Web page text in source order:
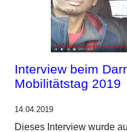
Interview beim
Mobilitätstag 2019
14.04.2019
Dieses Interview wurde